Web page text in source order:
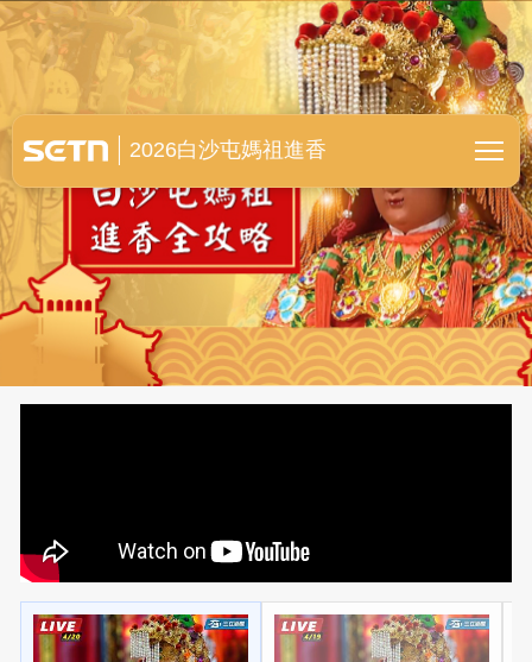
白沙屯媽祖進香全紀錄
2026白沙屯媽祖進香